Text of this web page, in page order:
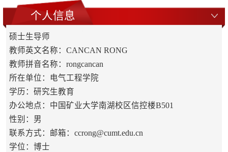
个人信息
硕士生导师
教师英文名称：CANCAN RONG
教师拼音名称：rongcancan
所在单位：电气工程学院
学历：研究生教育
办公地点：中国矿业大学南湖校区信控楼B501
性别：男
联系方式：邮箱：ccrong@cumt.edu.cn
学位：博士